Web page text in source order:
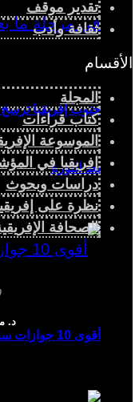
جنوب إفريقيا
بعد الثورة
أقوى 10 جوازات سفر في إفريقيا لعام 2026
تقدير موقف
ثقافة وأدب
الأقسام
المجلة
كتاب قراءات
الموسوعة
إفريقيا في
دراسات وبحوث
نظرة على
الصحافة
د.